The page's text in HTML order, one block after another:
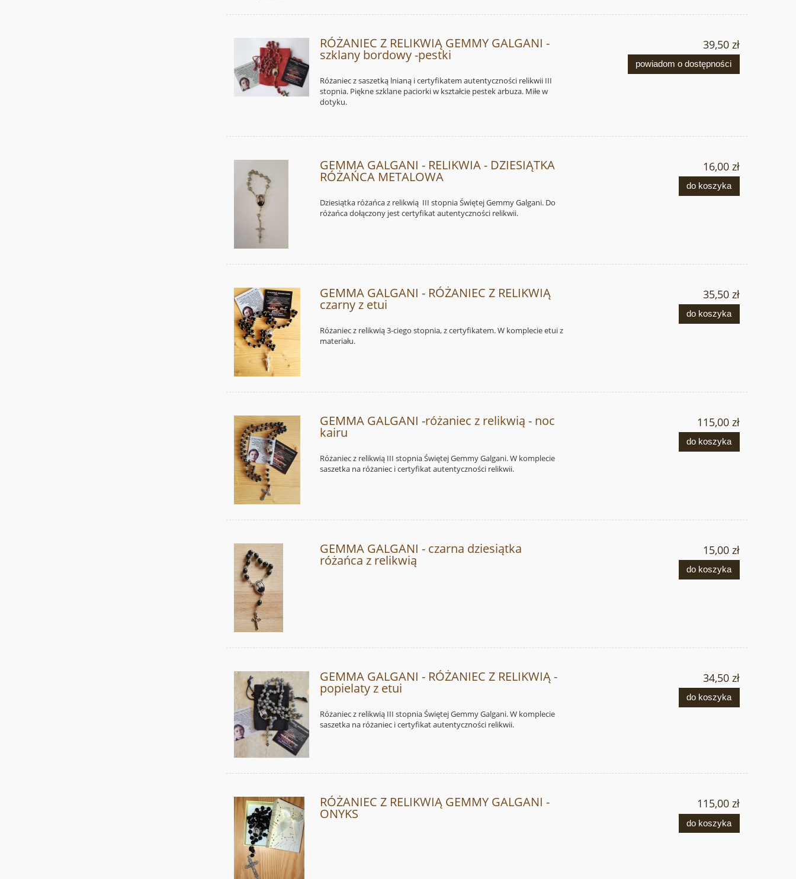
RÓŻANIEC Z RELIKWIĄ GEMMY GALGANI -
szklany bordowy -pestki
Różaniec z saszetką lnianą i certyfikatem autentyczności relikwii III
stopnia. Piękne szklane paciorki w kształcie pestek arbuza. Miłe w
dotyku.
39,50 zł
powiadom o dostępności
GEMMA GALGANI - RELIKWIA - DZIESIĄTKA
RÓŻAŃCA METALOWA
Dziesiątka różańca z relikwią III stopnia Świętej Gemmy Galgani. Do
różańca dołączony jest certyfikat autentyczności relikwii.
16,00 zł
do koszyka
GEMMA GALGANI - RÓŻANIEC Z RELIKWIĄ
czarny z etui
Różaniec z relikwią 3-ciego stopnia, z certyfikatem. W komplecie etui z
materiału.
35,50 zł
do koszyka
GEMMA GALGANI -różaniec z relikwią - noc
kairu
Różaniec z relikwią III stopnia Świętej Gemmy Galgani. W komplecie
saszetka na różaniec i certyfikat autentyczności relikwii.
115,00 zł
do koszyka
GEMMA GALGANI - czarna dziesiątka
różańca z relikwią
15,00 zł
do koszyka
GEMMA GALGANI - RÓŻANIEC Z RELIKWIĄ -
popielaty z etui
Różaniec z relikwią III stopnia Świętej Gemmy Galgani. W komplecie
saszetka na różaniec i certyfikat autentyczności relikwii.
34,50 zł
do koszyka
RÓŻANIEC Z RELIKWIĄ GEMMY GALGANI -
ONYKS
115,00 zł
do koszyka